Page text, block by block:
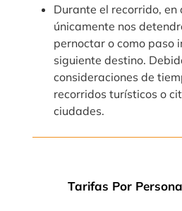
Durante el recorrido,
únicamente nos
pernoctar o como paso
siguiente destino.
consideraciones de
recorridos turísticos o
ciudades.
Tarifas Por